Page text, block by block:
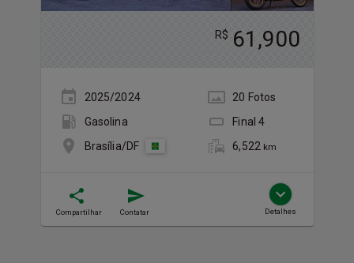
R$ 61,900
2025/2024 20 Fotos
Gasolina
Final4
Brasília/DF
6,522 km
Compartilhar Contatar Detalhes